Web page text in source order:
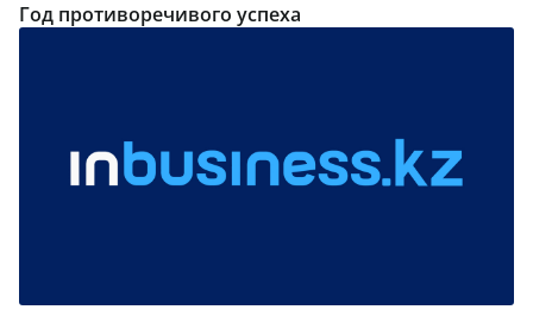
Год противоречивого успеха